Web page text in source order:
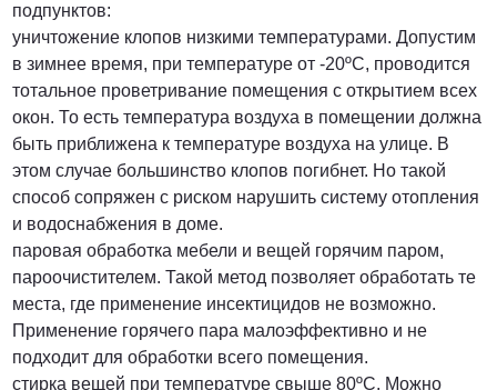
подпунктов:
уничтожение клопов низкими температурами. Допустим
в зимнее время, при температуре от -20ºС, проводится
тотальное проветривание помещения с открытием всех
окон. То есть температура воздуха в помещении должна
быть приближена к температуре воздуха на улице. В
этом случае большинство клопов погибнет. Но такой
способ сопряжен с риском нарушить систему отопления
и водоснабжения в доме.
паровая обработка мебели и вещей горячим паром,
пароочистителем. Такой метод позволяет обработать те
места, где применение инсектицидов не возможно.
Применение горячего пара малоэффективно и не
подходит для обработки всего помещения.
стирка вещей при температуре свыше 80ºС. Можно